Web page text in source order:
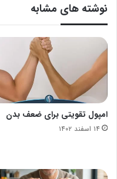
نوشته های مشابه
امپول تقویتی برای ضعف بدن
۱۴ اسفند ۱۴۰۲